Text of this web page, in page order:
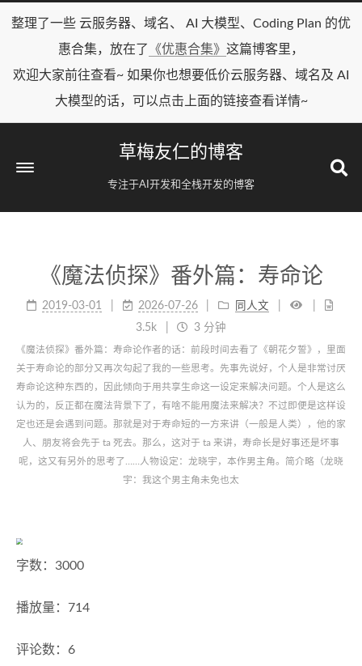
整理了一些 云服务器、域名、 AI 大模型、Coding Plan 的优
惠合集，放在了
《优惠合集》 这篇博客里，
欢迎大家前往查看~ 如果你也想要低价云服务器、域名及 AI
大模型的话，可以点击上面的链接查看详情~
草梅友仁的博客
专注于AI开发和全栈开发的博客
《魔法侦探》番外篇：寿命论
2019-03-01 2026-07-26
同人文
3.5k
3 分钟
《魔法侦探》番外篇：寿命论作者的话：前段时间去看了《朝花夕誓》，里面
关于寿命论的部分又再次勾起了我的一些思考。先事先说好，个人是非常讨厌
寿命论这种东西的，因此倾向于用共享生命这一设定来解决问题。个人是这么
认为的，反正都在魔法背景下了，有啥不能用魔法来解决？不过即便是这样设
定也还是会遇到问题。那就是对于寿命短的一方来讲（一般是人类），他的家
人、朋友将会先于 ta 死去。那么，这对于 ta 来讲，寿命长是好事还是坏事
呢，这又有另外的思考了……人物设定：龙晓宇，本作男主角。简介略（龙晓
宇：我这个男主角未免也太
字数：3000
播放量：714
评论数：6